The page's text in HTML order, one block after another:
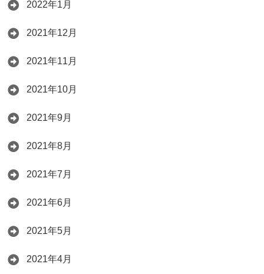
2022年1月
2021年12月
2021年11月
2021年10月
2021年9月
2021年8月
2021年7月
2021年6月
2021年5月
2021年4月